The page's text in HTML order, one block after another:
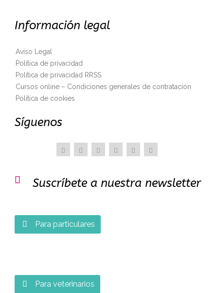
Información legal
Aviso Legal
Política de privacidad
Política de privacidad RRSS
Cursos online – Condiciones generales de contratación
Política de cookies
Síguenos
 Suscríbete a nuestra newsletter
 Para particulares
 Para veterinarios